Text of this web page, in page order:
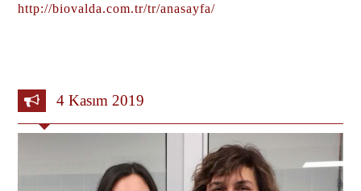
http://biovalda.com.tr/tr/anasayfa/
4 Kasım 2019